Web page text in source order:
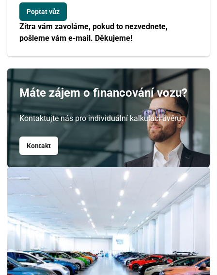
Zítra vám zavoláme, pokud to nezvednete,
pošleme vám e-mail. Děkujeme!
Máte zájem o financování vozu?
Kontaktujte nás pro individuální kalkulaci úvěru.
Kontakt Srpen
PO ÚT ST ČT PÁ SO NE
2
3 4 5 7 8
11 12 13 14
17 18 19 20 21 22 23